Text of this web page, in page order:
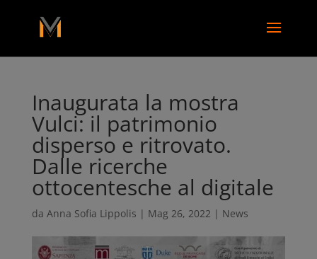
Inaugurata la mostra
Vulci: il patrimonio
disperso e ritrovato.
Dalle ricerche
ottocentesche al digitale
da Anna Sofia Lippolis | Mag 26, 2022 | News